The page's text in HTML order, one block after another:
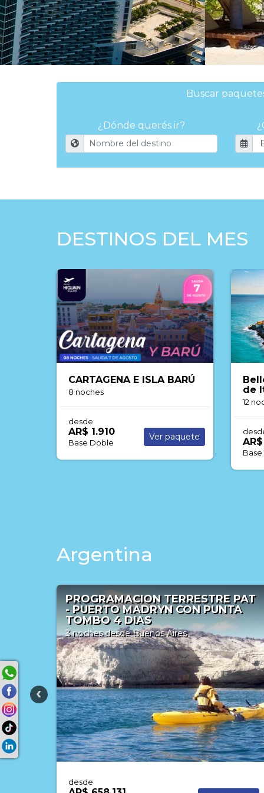
Buscar
¿Dónde querés ir?
DESTINOS DEL MES
CARTAGENA E ISLA BARÚ
8 noches
desde
AR$ 1.910
Base Doble
Ver paquete
de
12
Argentina
Calafate Clásico en Los Alamos 4*
3 noches
desde